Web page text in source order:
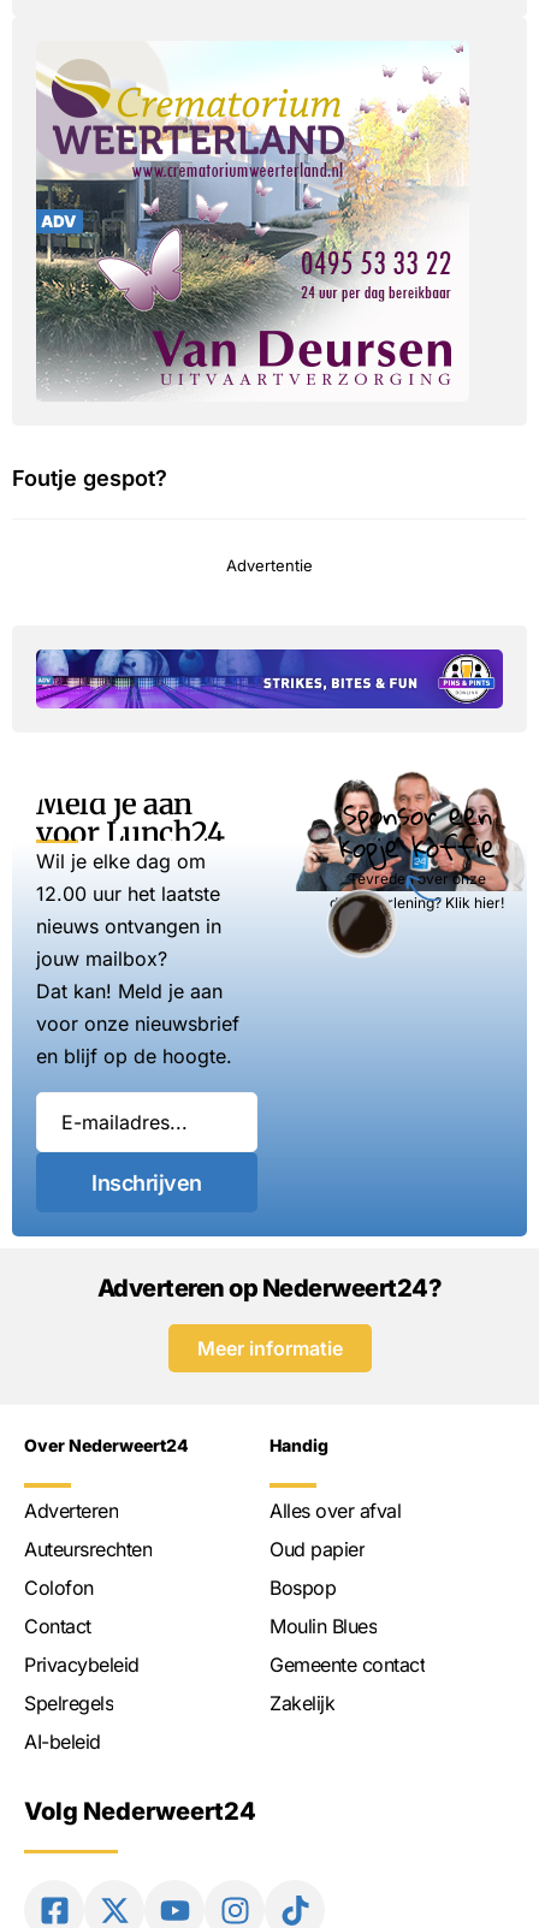
Foutje gespot?
Advertentie
Meld je aan
voor Lunch24
Wil je elke dag om
12.00 uur het laatste
nieuws ontvangen in
jouw mailbox?
Dat kan! Meld je aan
voor onze nieuwsbrief
en blijf op de hoogte.
Inschrijven
Sponsor een
kopje koffie
Tevreden over onze
dienstverlening? Klik hier!
Adverteren op Nederweert24?
Meer informatie
Over Nederweert24
Adverteren
Auteursrechten
Colofon
Contact
Privacybeleid
Spelregels
AI-beleid
Handig
Alles over afval
Oud papier
Bospop
Moulin Blues
Gemeente contact
Zakelijk
Volg Nederweert24